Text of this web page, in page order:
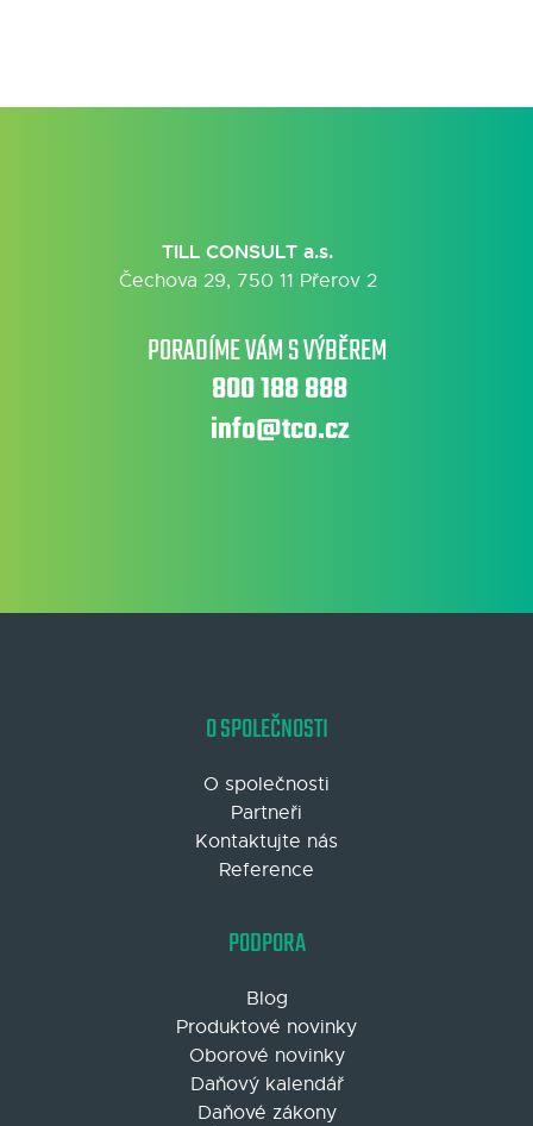
TILL CONSULT a.s.
Čechova 29, 750 11 Přerov 2
PORADÍME VÁM S VÝBĚREM
800 188 888
info@tco.cz
O SPOLEČNOSTI
O společnosti
Partneři
Kontaktujte nás
Reference
PODPORA
Blog
Produktové novinky
Oborové novinky
Daňový kalendář
Daňové zákony